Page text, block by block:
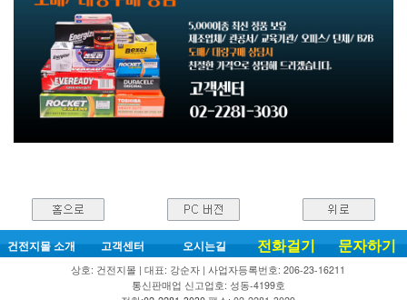
건전지몰 소개 고객센터 오시는길 전화걸기 문자하기
상호: 건전지몰 | 대표: 강순자 | 사업자등록번호: 206-23-16211
통신판매업 신고업호: 성동-4199호